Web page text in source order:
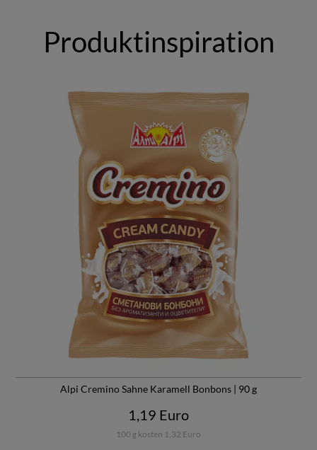
Produktinspiration
Alpi Cremino Sahne Karamell Bonbons | 90 g
1,19 Euro
100 g kosten 1,32 Euro